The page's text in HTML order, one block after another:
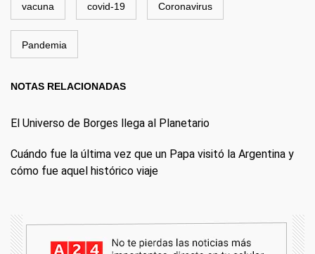
vacuna covid-19 Coronavirus
Pandemia
NOTAS RELACIONADAS
El Universo de Borges llega al Planetario
Cuándo fue la última vez que un Papa visitó la Argentina y
cómo fue aquel histórico viaje